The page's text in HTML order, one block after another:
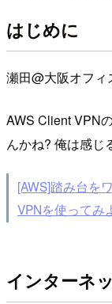
はじめに
瀬田@大阪オフィ
AWS Client VPN
んかね? 俺は感じ
[AWS]踏み台を
VPNを使ってみ
インターネ